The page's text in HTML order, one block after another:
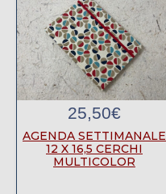
25,50€
AGENDA SETTIMANALE
12 X 16,5 CERCHI
MULTICOLOR